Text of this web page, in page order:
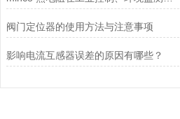
阀门定位器的使用方法与注意事项
影响电流互感器误差的原因有哪些？